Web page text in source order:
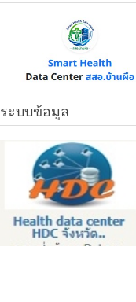
ระบบข้อมูล